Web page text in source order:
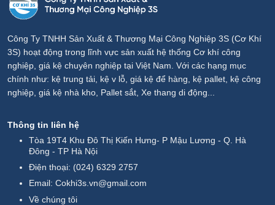
Công Ty TNHH Sản Xuất & Thương Mại Công Nghiệp 3S (Cơ Khí
3S) hoạt động trong lĩnh vực sản xuất hệ thống Cơ khí công
nghiệp, giá kệ chuyên nghiệp tại Việt Nam. Với các hạng mục
chính như: kệ trung tải, kệ v lỗ, giá kệ để hàng, kệ pallet, kệ công
nghiệp, giá kệ nhà kho, Pallet sắt, Xe thang di động...
Thông tin liên hệ
Tòa 19T4 Khu Đô Thị Kiến Hưng- P Mậu Lương - Q. Hà
Đông - TP Hà Nội
Điện thoại: (024) 6329 2757
Email:Cokhi3s.vn@gmail.com
Về chúng tôi